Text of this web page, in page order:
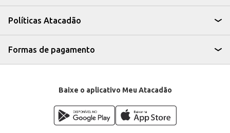
Políticas Atacadão
Formas de pagamento
Baixe o aplicativo Meu Atacadão